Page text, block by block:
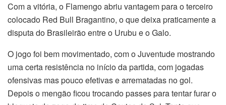
Com a vitória, o Flamengo abriu vantagem para o terceiro
colocado Red Bull Bragantino, o que deixa praticamente a
disputa do Brasileirão entre o Urubu e o Galo.
O jogo foi bem movimentado, com o Juventude mostrando
uma certa resistência no início da partida, com jogadas
ofensivas mas pouco efetivas e arrematadas no gol.
Depois o mengão ficou trocando passes para tentar furar o